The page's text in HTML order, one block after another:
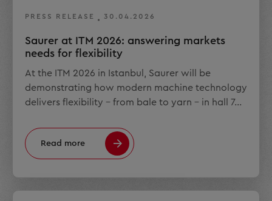
PRESS RELEASE 30.04.2026
Saurer at ITM 2026: answering markets
needs for flexibility
At the ITM 2026 in Istanbul, Saurer will be
demonstrating how modern machine technology
delivers flexibility – from bale to yarn – in hall 7…
Read more